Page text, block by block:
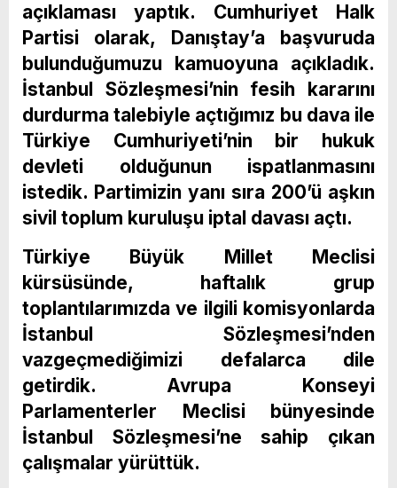
açıklaması yaptık. Cumhuriyet Halk
Partisi olarak, Danıştay’a başvuruda
bulunduğumuzu kamuoyuna açıkladık.
İstanbul Sözleşmesi’nin fesih kararını
durdurma talebiyle açtığımız bu dava ile
Türkiye Cumhuriyeti’nin bir hukuk
devleti olduğunun ispatlanmasını
istedik. Partimizin yanı sıra 200’ü aşkın
sivil toplum kuruluşu iptal davası açtı.
Türkiye Büyük Millet Meclisi
kürsüsünde, haftalık grup
toplantılarımızda ve ilgili komisyonlarda
İstanbul Sözleşmesi’nden
vazgeçmediğimizi defalarca dile
getirdik. Avrupa Konseyi
Parlamenterler Meclisi bünyesinde
İstanbul Sözleşmesi’ne sahip çıkan
çalışmalar yürüttük.